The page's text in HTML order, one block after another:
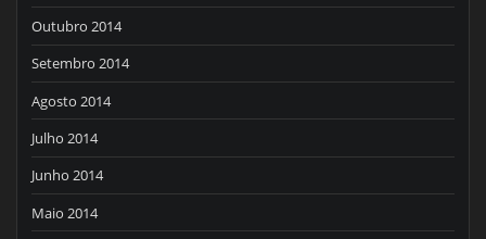
Outubro 2014
Setembro 2014
Agosto 2014
Julho 2014
Junho 2014
Maio 2014